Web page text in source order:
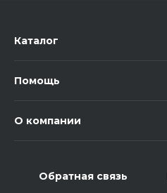
Каталог
Помощь
О компании
Обратная связь